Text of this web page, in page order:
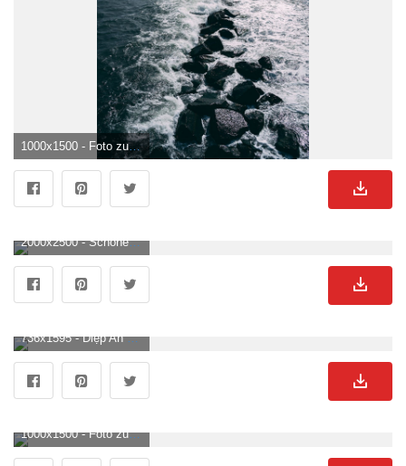
1000x1500 - Foto zum Thema Graustufenfoto von meereswellen, die auf felsen stürzen. Felsen Hintergrundbild.
2000x2500 - Schöner schuss von grand canyon felsen. Felsen Hintergrund für Mobilgerät.
736x1595 - Diệp An on Background. Beach wallpaper iphone, Aesthetic background, Minimalist wallpaper. Felsen Hintergrundbild.
1000x1500 - Foto zum Thema Meereswellen, die tagsüber auf felsen stürzen. Felsen Hintergrundbild für Handy.